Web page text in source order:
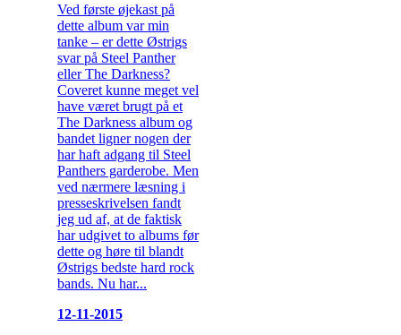
Ved første øjekast på
dette album var min
tanke – er dette Østrigs
svar på Steel Panther
eller The Darkness?
Coveret kunne meget vel
have været brugt på et
The Darkness album og
bandet ligner nogen der
har haft adgang til Steel
Panthers garderobe. Men
ved nærmere læsning i
presseskrivelsen fandt
jeg ud af, at de faktisk
har udgivet to albums før
dette og høre til blandt
Østrigs bedste hard rock
bands. Nu har...
12-11-2015